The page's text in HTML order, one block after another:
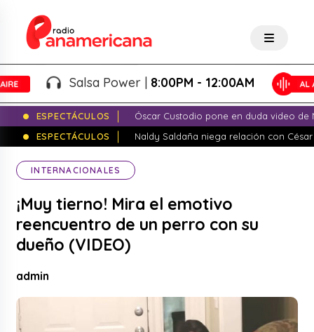
Salsa Power |8:00PM - 12:00AM
ESPECTÁCULOS
Óscar Custodio pone en duda video de
ESPECTÁCULOS
Naldy Saldaña niega relación con
INTERNACIONALES
¡Muy tierno! Mira el emotivo
reencuentro de un perro con su
dueño (VIDEO)
admin